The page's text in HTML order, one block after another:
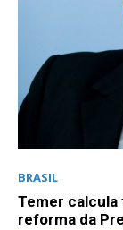
BRASIL
Temer calcula
reforma da